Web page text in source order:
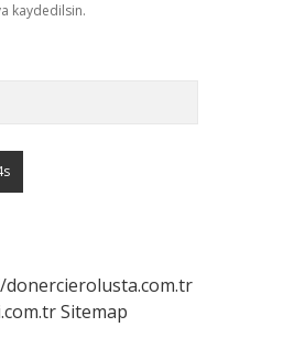
kaydedilsin.
Sitemap